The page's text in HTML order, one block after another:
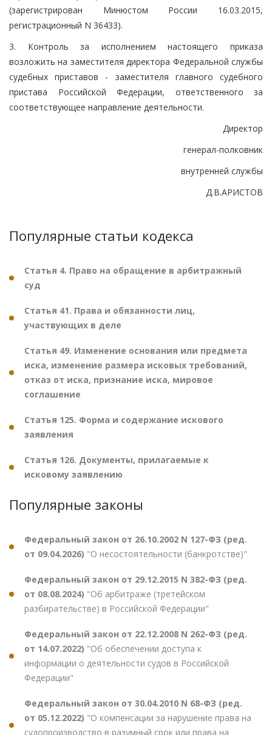
(зарегистрирован Минюстом России 16.03.2015,
регистрационный N 36433).
3. Контроль за исполнением настоящего приказа
возложить на заместителя директора Федеральной службы
судебных приставов - заместителя главного судебного
пристава Российской Федерации, ответственного за
соответствующее направление деятельности.
Директор
генерал-полковник
внутренней службы
Д.В.АРИСТОВ
Популярные статьи кодекса
Статья 4. Право на обращение в арбитражный
суд
Статья 41. Права и обязанности лиц,
участвующих в деле
Статья 49. Изменение основания или предмета
иска, изменение размера исковых требований,
отказ от иска, признание иска, мировое
соглашение
Статья 125. Форма и содержание искового
заявления
Статья 126. Документы, прилагаемые к
исковому заявлению
Популярные законы
Федеральный закон от 26.10.2002 N 127-ФЗ (ред.
от 09.04.2026) "О несостоятельности (банкротстве)"
Федеральный закон от 29.12.2015 N 382-ФЗ (ред.
от 08.08.2024) "Об арбитраже (третейском
разбирательстве) в Российской Федерации"
Федеральный закон от 22.12.2008 N 262-ФЗ (ред.
от 14.07.2022) "Об обеспечении доступа к
информации о деятельности судов в Российской
Федерации"
Федеральный закон от 30.04.2010 N 68-ФЗ (ред.
от 05.12.2022) "О компенсации за нарушение права на
судопроизводство в разумный срок или права на